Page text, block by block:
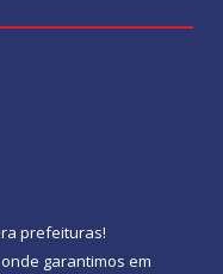
prefeituras!
garantimos em